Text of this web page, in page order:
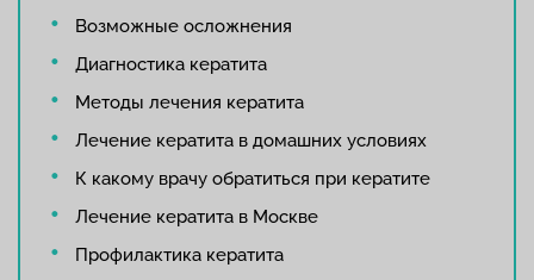
Возможные осложнения
Диагностика кератита
Методы лечения кератита
Лечение кератита в домашних условиях
К какому врачу обратиться при кератите
Лечение кератита в Москве
Профилактика кератита